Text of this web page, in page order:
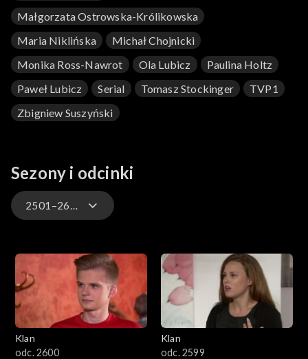
Małgorzata Ostrowska-Królikowska
Maria Niklińska
Michał Chojnicki
Monika Ross-Nawrot
Ola Lubicz
Paulina Holtz
Paweł Lubicz
Serial Tomasz Stockinger
TVP1
Zbigniew Suszyński
Sezony i odcinki
2501–2600
4601–4700
4501–4600
4401–4500
Klan
odc. 2600
Klan
odc. 2599